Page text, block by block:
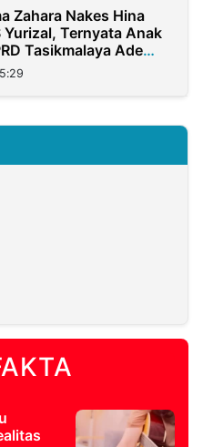
Zahara Nakes Hina
Yurizal, Ternyata Anak
Tasikmalaya Ade